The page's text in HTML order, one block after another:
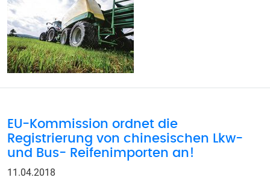
EU-Kommission ordnet die
Registrierung von chinesischen Lkw-
und Bus- Reifenimporten an!
11.04.2018